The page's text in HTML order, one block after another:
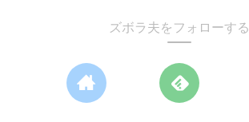
ズボラ夫をフォローする